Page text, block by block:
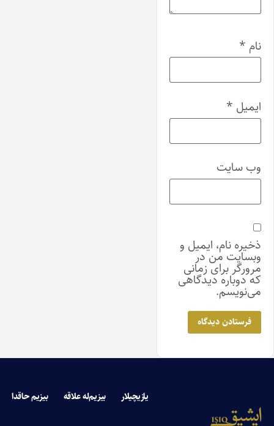
نام *
ایمیل *
وب‌ سایت
ذخیره نام، ایمیل و
وبسایت من در
مرورگر برای زمانی
که دوباره دیدگاهی
می‌نویسم.
یازیچیلار بیزیم‌له علاقه بیزیم حاقدا